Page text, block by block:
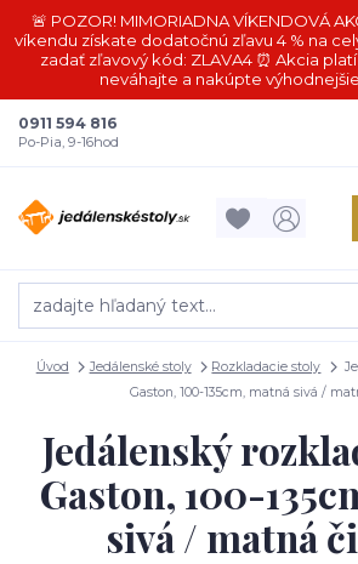
🚨 POZOR! MIMORIADNA VÍKENDOVÁ
víkendu získate dodatočnú zľavu 4 % na
zadať zľavový kód: ZLAVA4 ⏰ Akcia
neváhajte a nakúpte
0911 594 816
Po-Pia, 9-16hod
Úvod Jedálenské stoly Rozkladacie stoly
Gaston, 100-135cm, matná sivá /
Jedálenský
Gaston, 100-
sivá / matná